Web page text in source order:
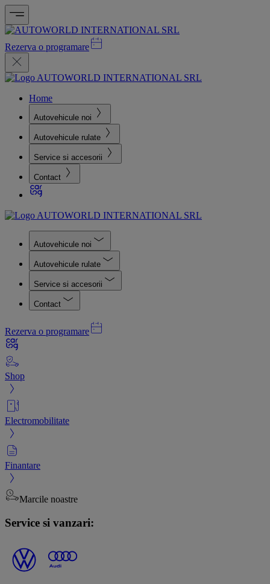
Rezerva o programare
Home
Autovehicule noi
Autovehicule rulate
Service si accesorii
Contact
Autovehicule noi
Autovehicule rulate
Service si accesorii
Contact
Rezerva o programare
Shop
Electromobilitate
Finantare
Marcile noastre
Service si vanzari: